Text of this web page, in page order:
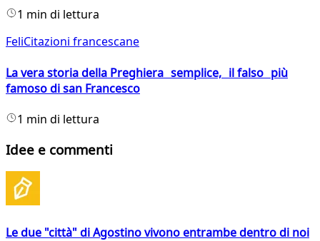
1 min di lettura
FeliCitazioni francescane
La vera storia della Preghiera semplice, il falso più
famoso di san Francesco
1 min di lettura
Idee e commenti
Le due "città" di Agostino vivono entrambe dentro di noi